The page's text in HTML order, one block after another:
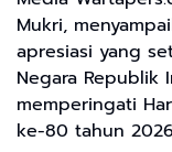
Mukri,
apresiasi yang
Negara Republik
memperingati
ke-80 tahun